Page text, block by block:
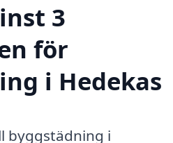
3
för
i Hedekas
byggstädning i